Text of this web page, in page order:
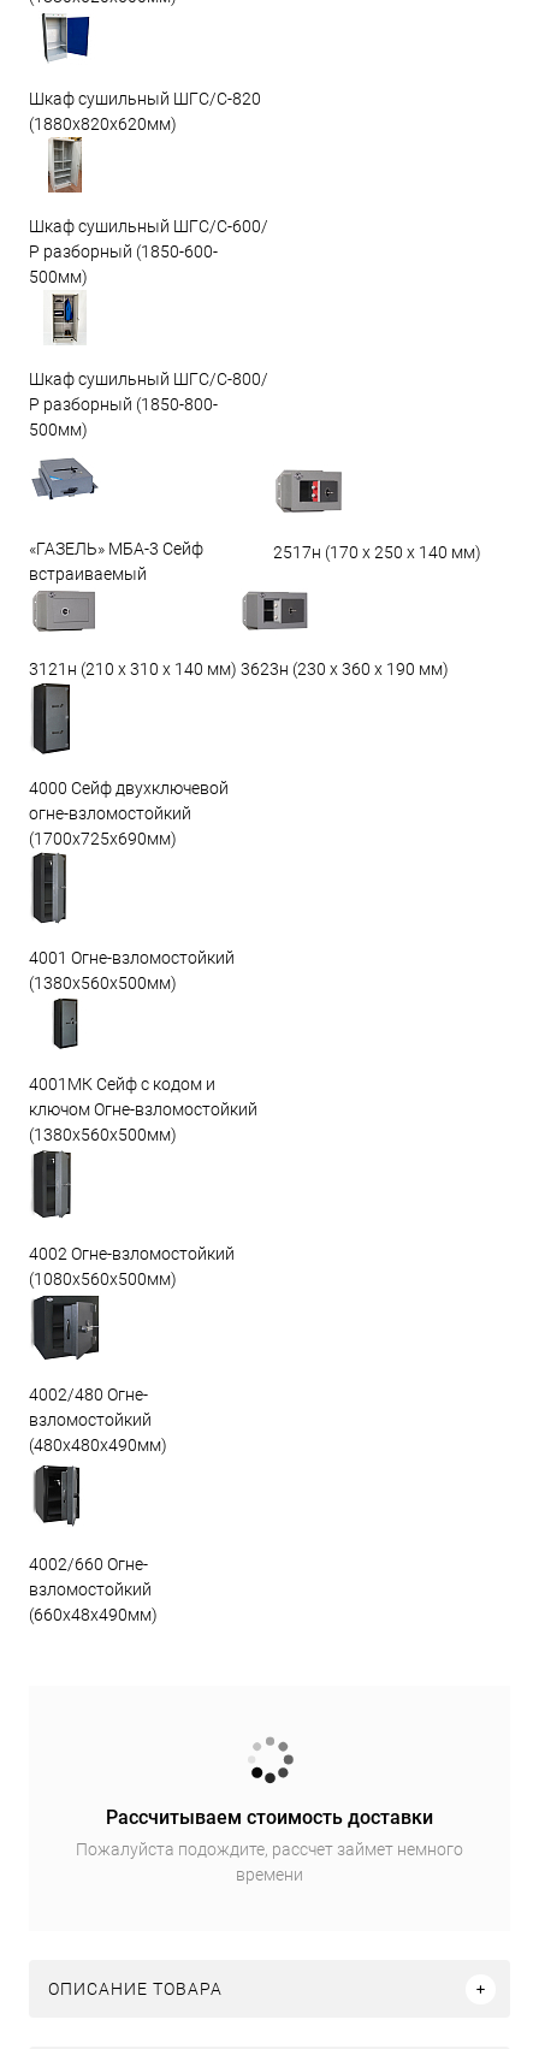
Шкаф сушильный ШГС/C-820
(1880x820x620мм)
Шкаф сушильный ШГС/С-600/
Р разборный (1850-600-
500мм)
Шкаф сушильный ШГС/С-800/
Р разборный (1850-800-
500мм)
«ГАЗЕЛЬ» МБА-3 Сейф
встраиваемый
2517н (170 х 250 х 140 мм)
3121н (210 х 310 х 140 мм) 3623н (230 х 360 х 190 мм)
4000 Сейф двухключевой
огне-взломостойкий
(1700х725х690мм)
4001 Огне-взломостойкий
(1380х560х500мм)
4001МК Сейф с кодом и
ключом Огне-взломостойкий
(1380х560х500мм)
4002 Огне-взломостойкий
(1080х560х500мм)
4002/480 Огне-
взломостойкий
(480х480х490мм)
4002/660 Огне-
взломостойкий
(660х48х490мм)
Рассчитываем стоимость доставки
Пожалуйста подождите, рассчет займет немного
времени
ОПИСАНИЕ ТОВАРА